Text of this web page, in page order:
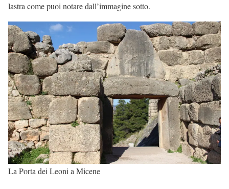
lastra come puoi notare dall’immagine sotto.
La Porta dei Leoni a Micene